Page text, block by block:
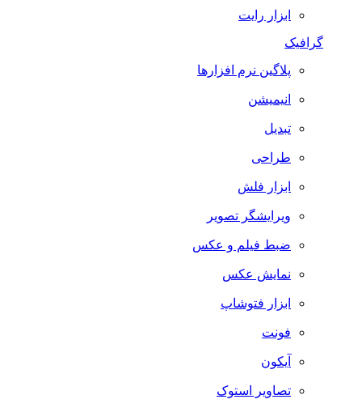
ابزار رایت
گرافیک
پلاگین نرم افزارها
انیمیشن
تبدیل
طراحی
ابزار فلش
ویرایشگر تصویر
ضبط فيلم و عكس
نمایش عکس
ابزار فتوشاپ
فونت
آیکون
تصاویر استوک